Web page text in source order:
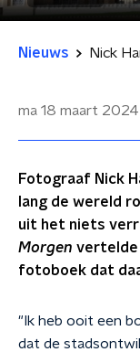
Nieuws
ma 18 maart 2024
Fotograaf Nick
lang de wereld
uit het niets
Morgen vertelde
fotoboek dat
"Ik heb ooit een
dat de